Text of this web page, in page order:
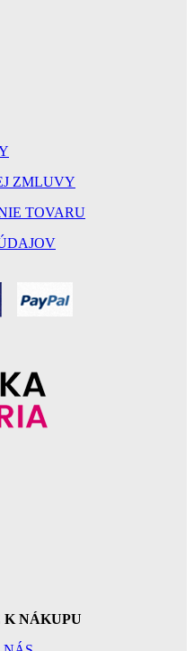
ZMLUVY
TOVARU
NÁKUPU